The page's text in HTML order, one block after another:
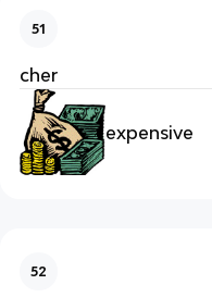
51
cher
expensive
52